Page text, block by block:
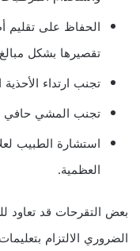
الحفاظ على
تقصيرها بشكل
تجنب ارتداء
تجنب المشي حافي
استشارة الطبيب
العظمية.
بعض التقرحات قد تعاود
الضروري الالتزام